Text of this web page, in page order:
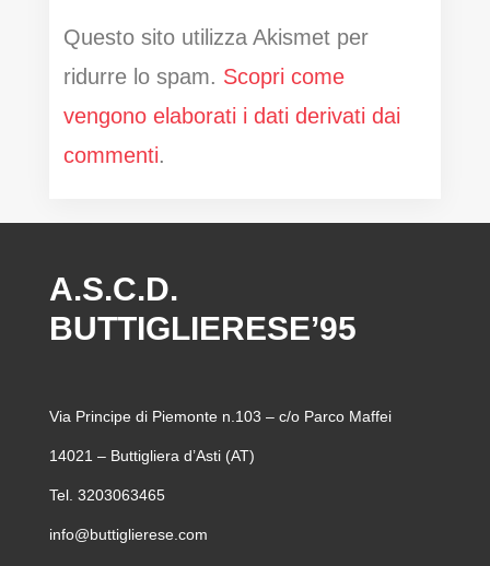
Questo sito utilizza Akismet per
ridurre lo spam. Scopri come
vengono elaborati i dati derivati dai
commenti.
A.S.C.D.
BUTTIGLIERESE’95
Via Principe di Piemonte n.103 – c/o Parco Maffei
14021 – Buttigliera d’Asti (AT)
Tel. 3203063465
info@buttiglierese.com